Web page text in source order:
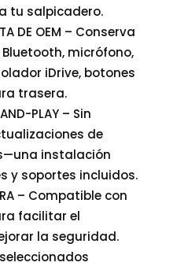
tu salpicadero.
DE OEM – Conserva
micrófono,
iDrive, botones
trasera.
PLAY – Sin
de
instalación
y soportes incluidos.
– Compatible con
facilitar el
la seguridad.